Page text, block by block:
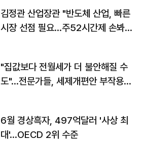
김정관 산업장관 "반도체 산업, 빠른
시장 선점 필요…주52시간제 손봐
"집값보다 전월세가 더 불안해질 수
도"…전문가들, 세제개편안 부작용
6월 경상흑자, 497억달러 '사상 최
대'…OECD 2위 수준